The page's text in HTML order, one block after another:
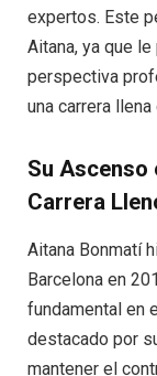
expertos. Este
Aitana, ya que
perspectiva
una carrera
Su Ascenso
Carrera
Aitana Bonmatí
Barcelona en
fundamental en
destacado por
mantener el